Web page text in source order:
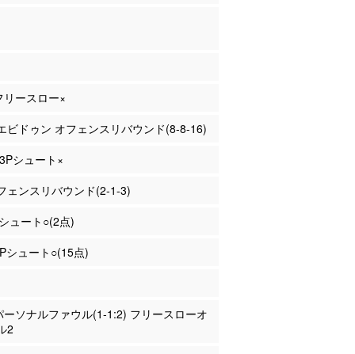
ースロー×
ビドゥン オフェンスリバウンド(8-8-16)
シュート×
ェンスリバウンド(2-1-3)
ュート○(2点)
シュート○(15点)
ーソナルファウル(1-1:2) フリースローオ
2